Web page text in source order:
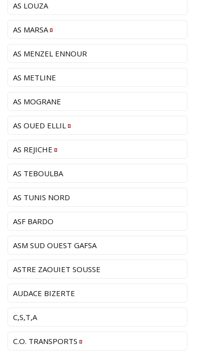
AS LOUZA
AS MARSA
AS MENZEL ENNOUR
AS METLINE
AS MOGRANE
AS OUED ELLIL
AS REJICHE
AS TEBOULBA
AS TUNIS NORD
ASF BARDO
ASM SUD OUEST GAFSA
ASTRE ZAOUIET SOUSSE
AUDACE BIZERTE
C,S,T,A
C.O. TRANSPORTS